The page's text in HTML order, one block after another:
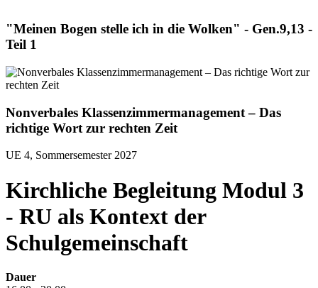
"Meinen Bogen stelle ich in die Wolken" - Gen.9,13 -
Teil 1
Nonverbales Klassenzimmermanagement – Das
richtige Wort zur rechten Zeit
UE 4, Sommersemester 2027
Kirchliche Begleitung Modul 3
- RU als Kontext der
Schulgemeinschaft
Dauer